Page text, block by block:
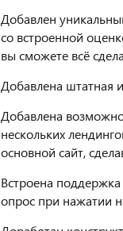
Добавлен
со встроенной
вы сможете всё
Добавлена штатная
Добавлена
нескольких
основной сайт,
Встроена
опрос при нажатии